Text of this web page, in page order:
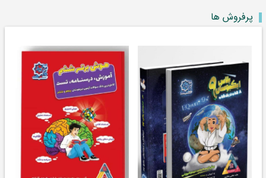
پرفروش ها